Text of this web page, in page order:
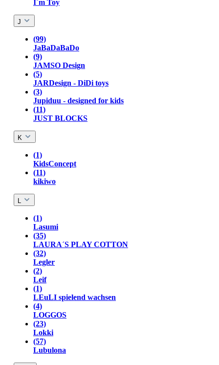
I´m Toy
J
(99)
JaBaDaBaDo
(9)
JAMSO Design
(5)
JARDesign - DiDi toys
(3)
Jupiduu - designed for kids
(11)
JUST BLOCKS
K
(1)
KidsConcept
(11)
kikiwo
(1)
Lasumi
(35)
LAURA´S PLAY COTTON
(32)
Legler
(2)
Leif
(1)
LEuLI spielend wachsen
(4)
LOGGOS
(23)
Lokki
(57)
Lubulona